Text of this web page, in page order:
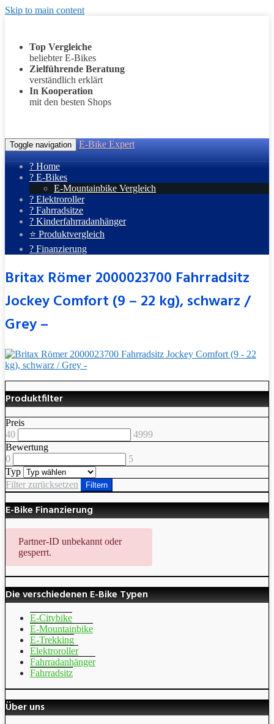
Skip to main content
Top Vergleiche
beliebter E-Bikes
Zielführende Beratung
verständlich erklärt
In Kooperation
mit den besten Shops
Toggle navigation E-Bike Expert
? Home
? E-Bikes
E-Mountainbike Vergleich
? Elektroroller
? Fahrradsitze
? Kinderfahrradanhänger
⭐ Produktvergleich
? Finanzierung
Britax Römer 2000023700 Fahrradsitz
Jockey Comfort (9 – 22 kg), schwarz /
Grey –
Produktfilter
Preis
40
4999
Bewertung
0
5
Typ
Filter zurücksetzen
Filtern
E-Bike Finanzierung
Partner-ID unbekannt oder
gesperrt.
Die verschiedenen E-Bike Typen
E-Citybike
E-Mountainbike
E-Trekking
Elektroroller
Fahrradanhänger
Fahrradsitz
Über uns